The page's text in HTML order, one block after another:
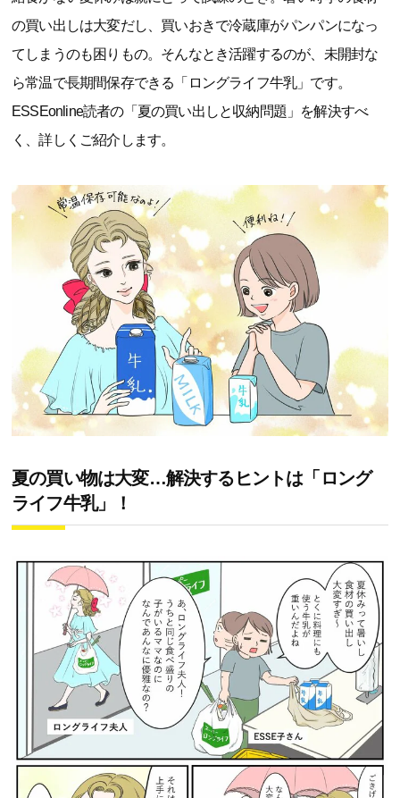
の買い出しは大変だし、買いおきで冷蔵庫がパンパンになっ
てしまうのも困りもの。そんなとき活躍するのが、未開封な
ら常温で長期間保存できる「ロングライフ牛乳」です。
ESSEonline読者の「夏の買い出しと収納問題」を解決すべ
く、詳しくご紹介します。
夏の買い物は大変…解決するヒントは「ロング
ライフ牛乳」！